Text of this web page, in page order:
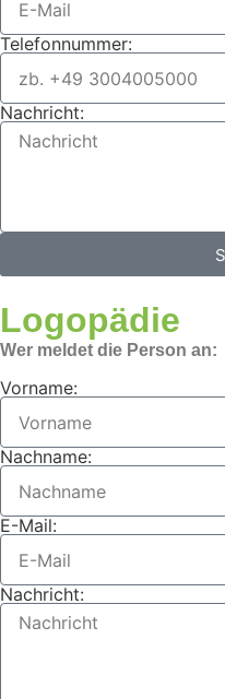
Telefonnummer:
Nachricht:
Logopädie
Wer meldet die Person an:
Vorname:
Nachname:
E-Mail:
Nachricht: